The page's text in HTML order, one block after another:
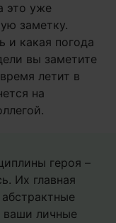
это уже
заметку.
и какая погода
вы заметите
летит в
на
героя –
Их главная
личные